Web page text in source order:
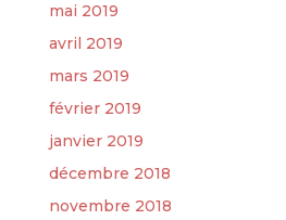
mai 2019
avril 2019
mars 2019
février 2019
janvier 2019
décembre 2018
novembre 2018